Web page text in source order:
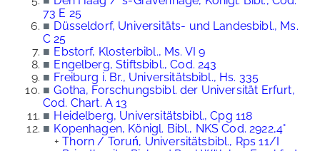
73 E 25
■ Düsseldorf, Universitäts- und Landesbibl., Ms.
C 25
■ Ebstorf, Klosterbibl., Ms. VI 9
■ Engelberg, Stiftsbibl., Cod. 243
■ Freiburg i. Br., Universitätsbibl., Hs. 335
■ Gotha, Forschungsbibl. der Universität Erfurt,
Cod. Chart. A 13
■ Heidelberg, Universitätsbibl., Cpg 118
■ Kopenhagen, Königl. Bibl., NKS Cod. 2922,4°
+Thorn / Toruń, Universitätsbibl., Rps 11/I